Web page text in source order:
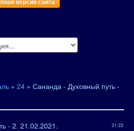
» 24 » Сананда - Духовный путь -
21:23
- 2. 21.02.2021.